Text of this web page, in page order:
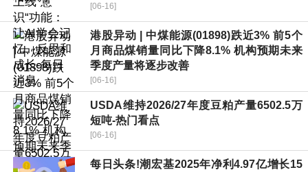
[06-16]
港股异动 | 中煤能源(01898)跌近3% 前5个
月商品煤销量同比下降8.1% 机构预期未来
季度产量将逐步改善
[06-16]
USDA维持2026/27年度豆粕产量6502.5万
短吨-热门看点
[06-16]
每日头条!潮宏基2025年净利4.97亿增长15